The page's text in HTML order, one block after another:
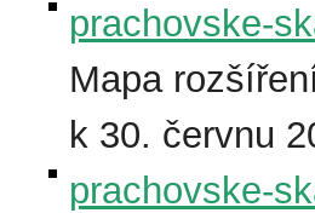
prachovske-
Mapa
k 30. červnu
prachovske-